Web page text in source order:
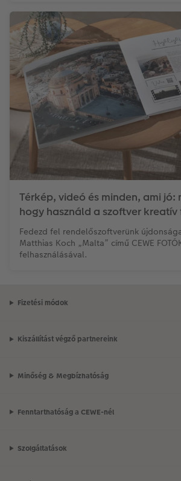
Térkép, videó és minden, ami
hogy használd a szoftver
Fedezd fel rendelőszoftverünk
Matthias Koch „Malta” című CEWE
felhasználásával.
Fizetési módok
Kiszállítást végző partnereink
Minőség & Megbízhatóság
Fenntarthatóság a CEWE-nél
Szolgáltatások